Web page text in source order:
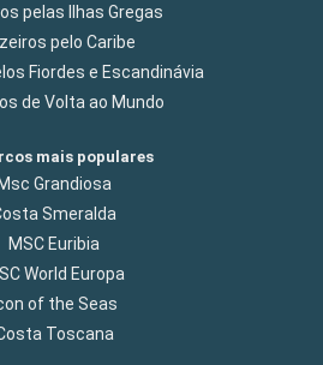
pelas Ilhas Gregas
pelo Caribe
Fiordes e Escandinávia
de Volta ao Mundo
mais populares
Msc Grandiosa
Smeralda
MSC Euribia
World Europa
of the Seas
Toscana